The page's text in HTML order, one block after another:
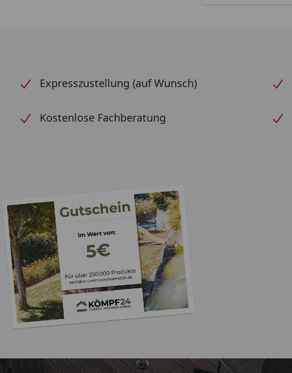
Expresszustellung (auf Wunsch)
Kostenlose Fachberatung